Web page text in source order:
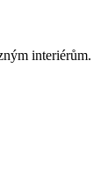
interiérům.